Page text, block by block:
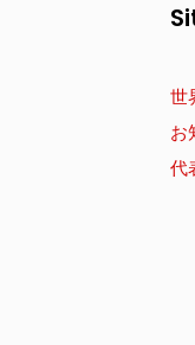
世
お
代